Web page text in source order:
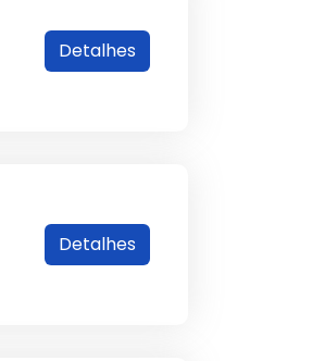
Detalhes
Detalhes